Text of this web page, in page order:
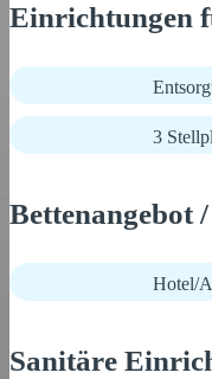
Einrichtungen
3
Bettenangebot
Hotel/
Sanitäre